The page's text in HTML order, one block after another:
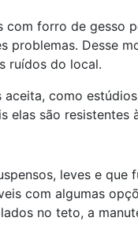
com forro de gesso
problemas. Desse
ruídos do local.
aceita, como
elas são resistentes
leves e
com algumas
no teto, a